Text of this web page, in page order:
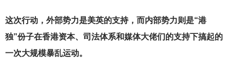
这次行动，外部势力是美英的支持，而内部势力则是“港
独”份子在香港资本、司法体系和媒体大佬们的支持下搞起的
一次大规模暴乱运动。